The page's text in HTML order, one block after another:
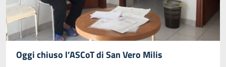
Oggi chiuso l’ASCoT di San Vero Milis